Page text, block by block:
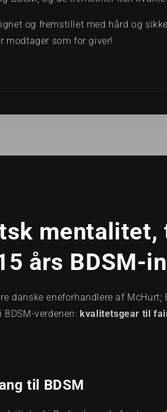
og fremstillet med hård og
modtager som for giver!
mentalitet,
års BDSM-
danske eneforhandlere af McHurt;
verdenen: kvalitetsgear til
til BDSM